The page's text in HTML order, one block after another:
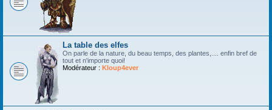
La table des elfes
On parle de la nature, du beau temps, des plantes,.... enfin bref de
tout et n'importe quoi!
Modérateur : Kloup4ever